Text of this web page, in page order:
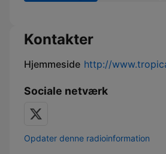
Kontakter
Hjemmeside http://
Sociale netværk
Opdater denne radioinformation